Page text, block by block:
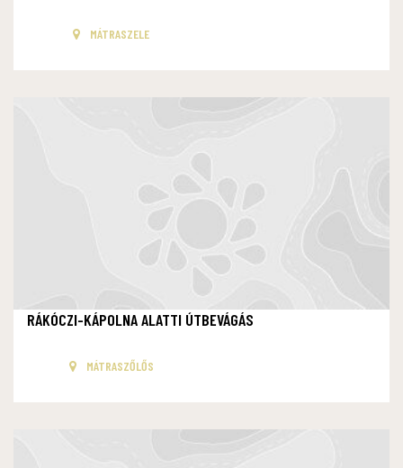
MÁTRASZELE
RÁKÓCZI-KÁPOLNA ALATTI ÚTBEVÁGÁS
MÁTRASZŐLŐS